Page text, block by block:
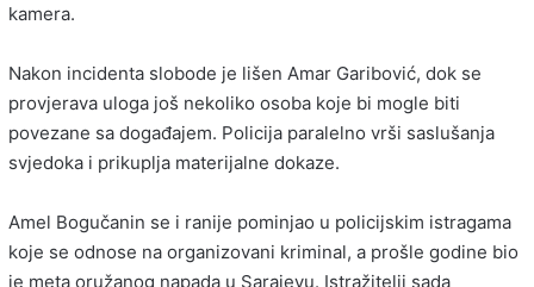
kamera.
Nakon incidenta slobode je lišen Amar Garibović, dok se
provjerava uloga još nekoliko osoba koje bi mogle biti
povezane sa događajem. Policija paralelno vrši saslušanja
svjedoka i prikuplja materijalne dokaze.
Amel Bogučanin se i ranije pominjao u policijskim istragama
koje se odnose na organizovani kriminal, a prošle godine bio
je meta oružanog napada u Sarajevu. Istražitelji sada